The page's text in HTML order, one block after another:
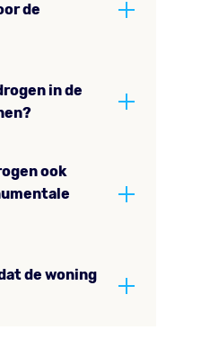
de
in de
ook
de woning